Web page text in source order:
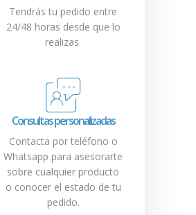
Tendrás tu pedido entre
24/48 horas desde que lo
realizas.
Consultas personalizadas
Contacta por teléfono o
Whatsapp para asesorarte
sobre cualquier producto
o conocer el estado de tu
pedido.